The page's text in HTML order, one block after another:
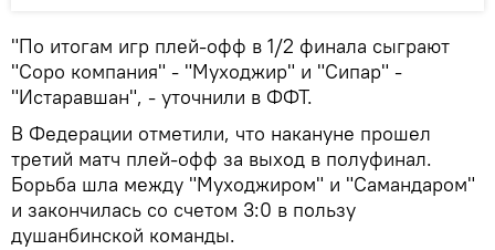
"По итогам игр плей-офф в 1/2 финала сыграют
"Соро компания" - "Муходжир" и "Сипар" -
"Истаравшан", - уточнили в ФФТ.
В Федерации отметили, что накануне прошел
третий матч плей-офф за выход в полуфинал.
Борьба шла между "Муходжиром" и "Самандаром"
и закончилась со счетом 3:0 в пользу
душанбинской команды.